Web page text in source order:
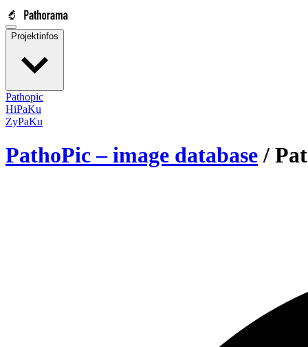
Projektinfos
Pathopic
HiPaKu
ZyPaKu
PathoPic – image database /